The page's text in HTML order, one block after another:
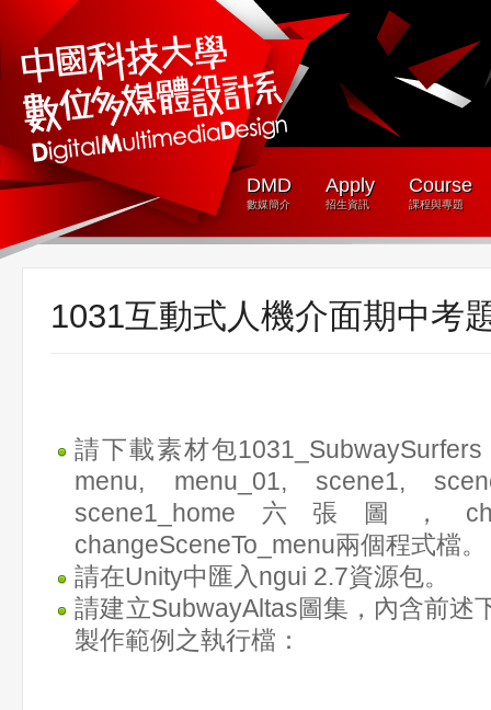
DMD
數媒簡介
Apply
招生資訊
Course
課程與專題
1031互動式人機介面期中考
請下載素材包
menu, menu_01, scene1,
scene1_home六張圖，
changeSceneTo_menu兩個程式檔。
請在Unity中匯入ngui 2.7資源包。
請建立SubwayAltas圖集，內含前述
製作範例之執行檔：